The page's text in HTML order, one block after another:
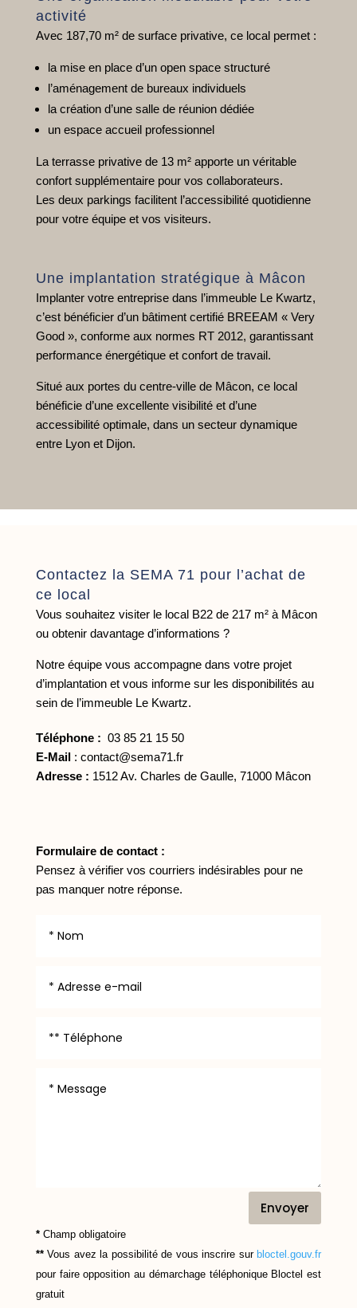
activité
Avec 187,70 m² de surface privative, ce local permet :
la mise en place d’un open space structuré
l’aménagement de bureaux individuels
la création d’une salle de réunion dédiée
un espace accueil professionnel
La terrasse privative de 13 m² apporte un véritable
confort supplémentaire pour vos collaborateurs.
Les deux parkings facilitent l’accessibilité quotidienne
pour votre équipe et vos visiteurs.
Une implantation stratégique à Mâcon
Implanter votre entreprise dans l’immeuble Le Kwartz,
c’est bénéficier d’un bâtiment certifié BREEAM « Very
Good », conforme aux normes RT 2012, garantissant
performance énergétique et confort de travail.
Situé aux portes du centre-ville de Mâcon, ce local
bénéficie d’une excellente visibilité et d’une
accessibilité optimale, dans un secteur dynamique
entre Lyon et Dijon.
Contactez la SEMA 71 pour l’achat de
ce local
Vous souhaitez visiter le local B22 de 217 m² à Mâcon
ou obtenir davantage d’informations ?
Notre équipe vous accompagne dans votre projet
d’implantation et vous informe sur les disponibilités au
sein de l’immeuble Le Kwartz.
Téléphone : 03 85 21 15 50
E-Mail: contact@sema71.fr
Adresse : 1512 Av. Charles de Gaulle, 71000 Mâcon
Formulaire de contact :
Pensez à vérifier vos courriers indésirables pour ne
pas manquer notre réponse.
Envoyer
* Champ obligatoire
**Vous avez la possibilité de vous inscrire sur bloctel.gouv.fr
pour faire opposition au démarchage téléphonique Bloctel est
gratuit